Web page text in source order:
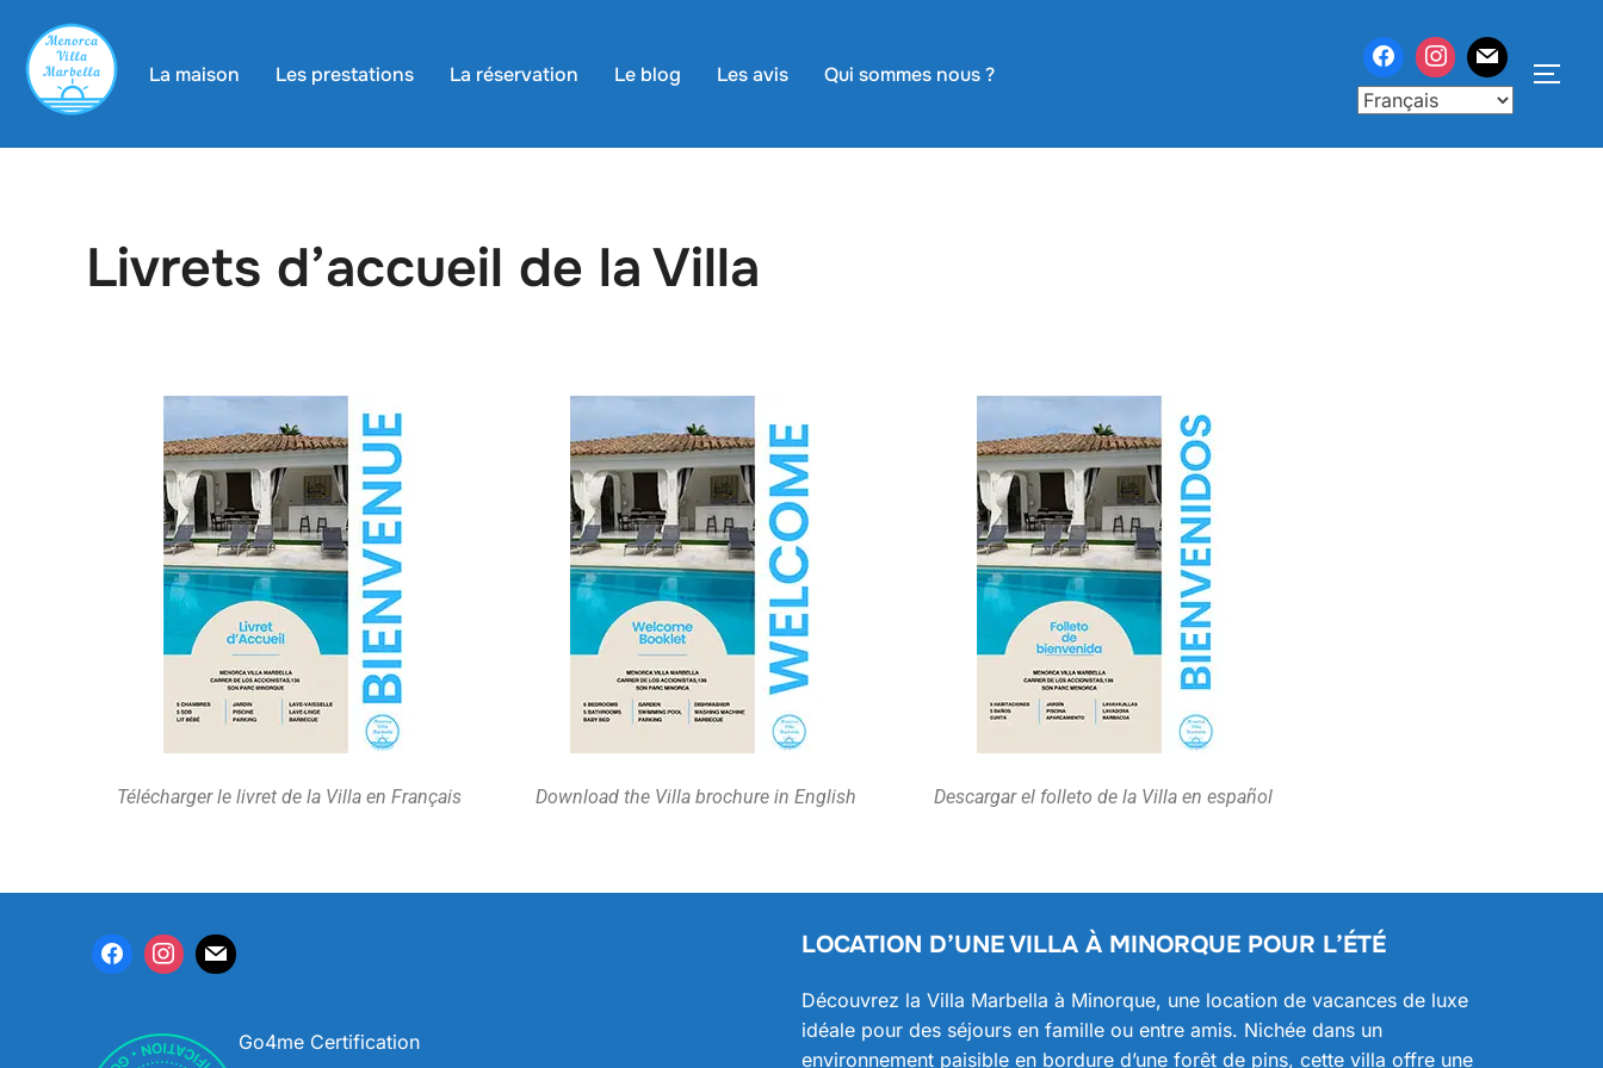
La maison Les prestations La réservation Le blog Les avis Qui sommes nous ?
Livrets d’accueil de la Villa
Télécharger le livret de la Villa en Français Download the Villa brochure in English Descargar el folleto de la Villa en español
Go4me Certification
LOCATION D’UNE VILLA À MINORQUE POUR L’ÉTÉ
Découvrez la Villa Marbella à Minorque, une location de vacances de luxe
idéale pour des séjours en famille ou entre amis. Nichée dans un
environnement paisible en bordure d’une forêt de pins, cette villa offre une